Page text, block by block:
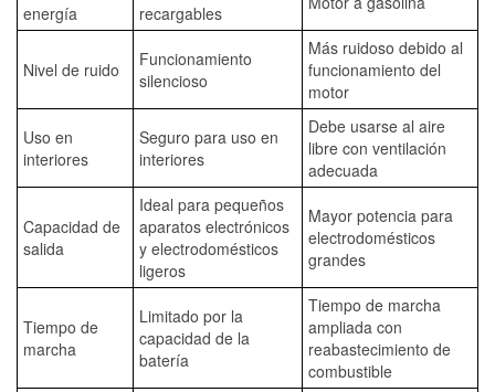
energía
recargables
Nivel de ruido
Funcionamiento
silencioso
Más ruidoso debido al
funcionamiento del
motor
Uso en
interiores
Seguro para uso en
interiores
Debe usarse al aire
libre con ventilación
adecuada
Capacidad de
salida
Ideal para pequeños
aparatos electrónicos
y electrodomésticos
ligeros
Mayor potencia para
electrodomésticos
grandes
Tiempo de
marcha
Limitado por la
capacidad de la
batería
Tiempo de marcha
ampliada con
reabastecimiento de
combustible